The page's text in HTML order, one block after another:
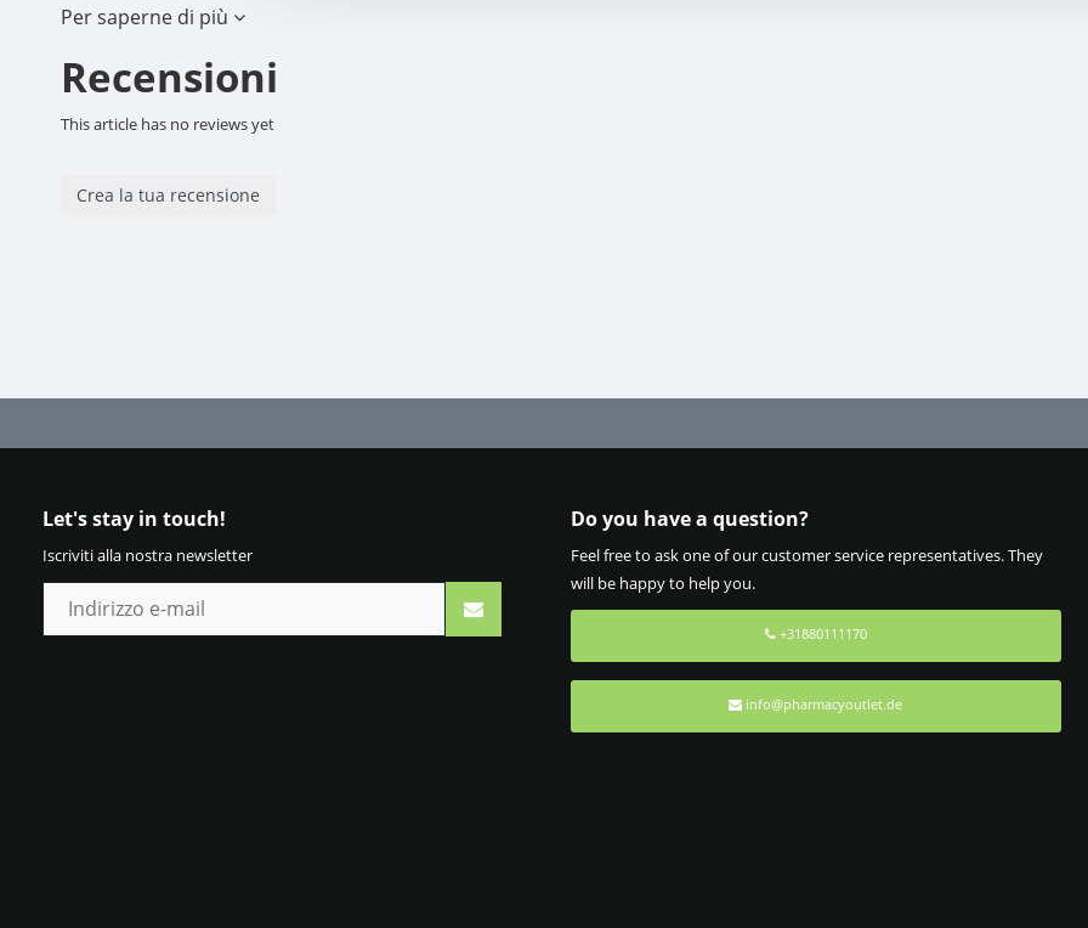
Per saperne di più
Recensioni
This article has no reviews yet
Crea la tua recensione
Let's stay in touch!
Iscriviti alla nostra newsletter
Do you have a question?
Feel free to ask one of our customer service representatives. They
will be happy to help you.
+31880111170
info@pharmacyoutlet.de